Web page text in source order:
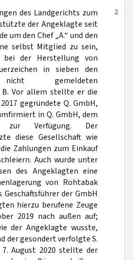
2
des Landgerichts zum
der Angeklagte seit
um den Chef „A.“ und den
selbst Mitglied zu sein,
bei der Herstellung von
in sieben den
nicht gemeldeten
Vor allem stellte er die
gegründete Q. GmbH,
in Q. GmbH, dem
zur Verfügung. Der
diese Gesellschaft wie
Zahlungen zum Einkauf
Auch wurde unter
des Angeklagten eine
von Rohtabak
der GmbH
hierzu berufene Zeuge
2019 nach außen auf;
der Angeklagte wusste,
der gesondert verfolgte S.
7. August 2020 stellte der